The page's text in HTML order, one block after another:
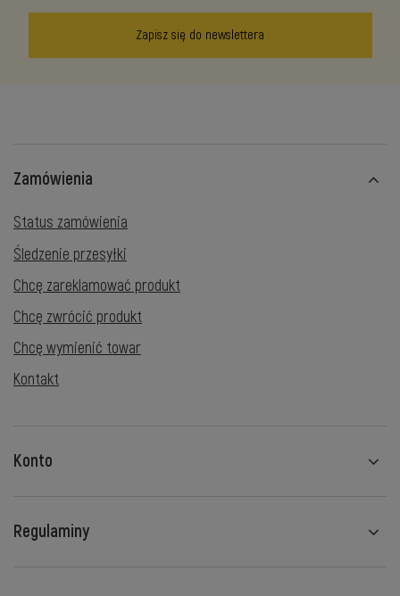
Zapisz się do newslettera
Zamówienia
Status zamówienia
Śledzenie przesyłki
Chcę zareklamować produkt
Chcę zwrócić produkt
Chcę wymienić towar
Kontakt
Konto
Regulaminy